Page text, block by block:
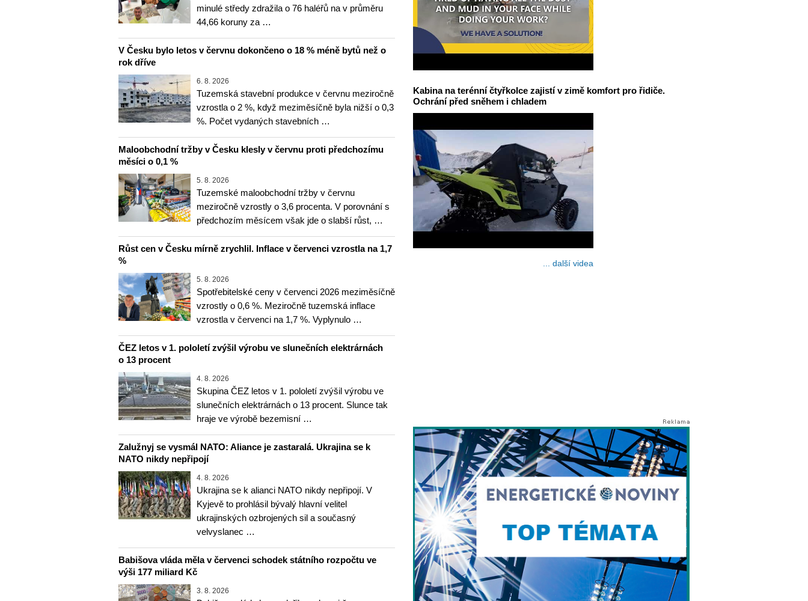
minulé středy zdražila o 76 haléřů na v průměru
44,66 koruny za …
V Česku bylo letos v červnu dokončeno o 18 % méně bytů než o
rok dříve
6. 8. 2026
Tuzemská stavební produkce v červnu meziročně
vzrostla o 2 %, když meziměsíčně byla nižší o 0,3
%. Počet vydaných stavebních …
Maloobchodní tržby v Česku klesly v červnu proti předchozímu
měsíci o 0,1 %
5. 8. 2026
Tuzemské maloobchodní tržby v červnu
meziročně vzrostly o 3,6 procenta. V porovnání s
předchozím měsícem však jde o slabší růst, …
Růst cen v Česku mírně zrychlil. Inflace v červenci vzrostla na 1,7
%
5. 8. 2026
Spotřebitelské ceny v červenci 2026 meziměsíčně
vzrostly o 0,6 %. Meziročně tuzemská inflace
vzrostla v červenci na 1,7 %. Vyplynulo …
ČEZ letos v 1. pololetí zvýšil výrobu ve slunečních elektrárnách
o 13 procent
4. 8. 2026
Skupina ČEZ letos v 1. pololetí zvýšil výrobu ve
slunečních elektrárnách o 13 procent. Slunce tak
hraje ve výrobě bezemisní …
Zalužnyj se vysmál NATO: Aliance je zastaralá. Ukrajina se k
NATO nikdy nepřipojí
4. 8. 2026
Ukrajina se k alianci NATO nikdy nepřipojí. V
Kyjevě to prohlásil bývalý hlavní velitel
ukrajinských ozbrojených sil a současný
velvyslanec …
Babišova vláda měla v červenci schodek státního rozpočtu ve
výši 177 miliard Kč
3. 8. 2026
Kabina na terénní čtyřkolce zajistí v zimě komfort pro řidiče.
Ochrání před sněhem i chladem
... další videa